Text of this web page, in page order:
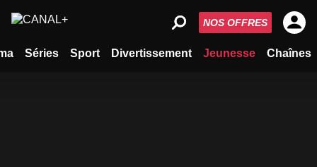
Séries Sport Divertissement Jeunesse Chaînes
NOS OFFRES